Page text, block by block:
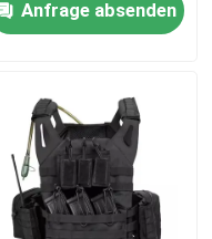
Weste
Anfrage absenden